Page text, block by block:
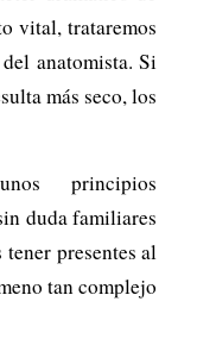
vital, trataremos
anatomista. Si
más seco, los
principios
duda familiares
presentes al
tan complejo